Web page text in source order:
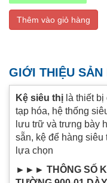
Thêm vào giỏ hàng
GIỚI THIỆU SẢN
Kệ siêu thị là thiết
tạp hóa, hệ thống
lưu trữ và trưng bày
sẵn, kệ để hàng
lựa chọn
►►► THÔNG SỐ